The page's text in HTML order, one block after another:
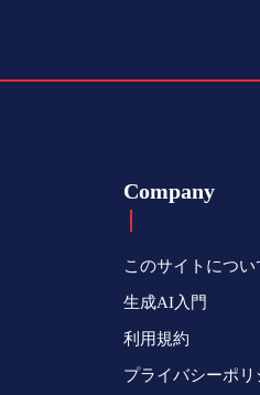
Company
このサイトについ
生成AI入門
利用規約
プライバシーポリ